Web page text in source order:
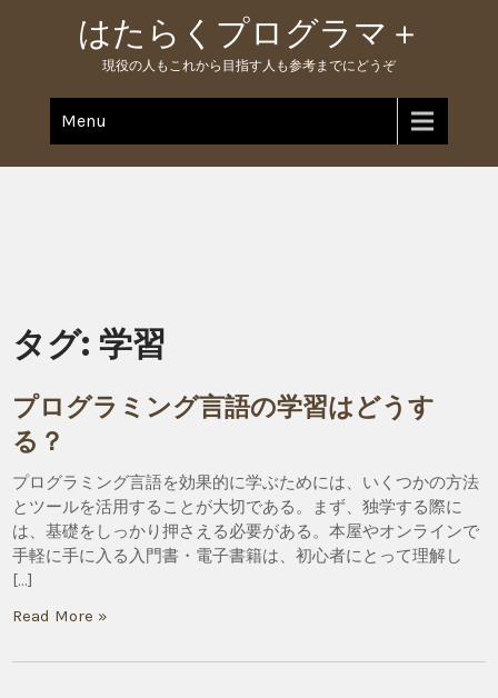
はたらくプログラマ＋
現役の人もこれから目指す人も参考までにどうぞ
Menu
タグ: 学習
プログラミング言語の学習はどうす
る？
プログラミング言語を効果的に学ぶためには、いくつかの方法
とツールを活用することが大切である。まず、独学する際に
は、基礎をしっかり押さえる必要がある。本屋やオンラインで
手軽に手に入る入門書・電子書籍は、初心者にとって理解し
[…]
Read More »